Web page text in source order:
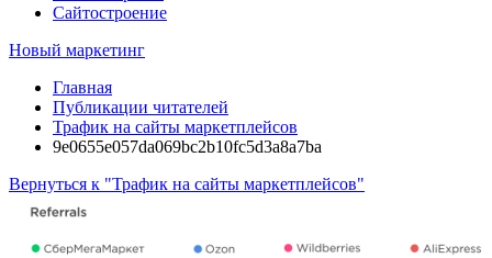
Сайтостроение
Новый маркетинг
Главная
Публикации читателей
Трафик на сайты маркетплейсов
9e0655e057da069bc2b10fc5d3a8a7ba
Вернуться к "Трафик на сайты маркетплейсов"